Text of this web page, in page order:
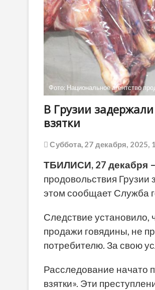
Фото: Национальное агентство
В Грузии
взятки
Суббота, 27 декабря, 2025,
ТБИЛИСИ, 27 декабря –
продовольствия
этом сообщает Служба
Следствие установило,
продажи говядины, не
потребителю. За свою
Расследование начато
взятки». Эти